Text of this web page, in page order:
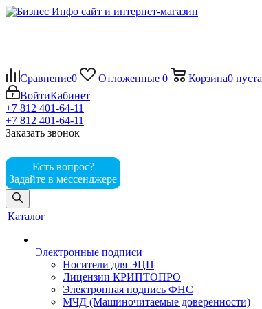
Сравнение0 Отложенные 0 Корзина0 пуста
ВойтиКабинет
+7 812 401-64-11
+7 812 401-64-11
Заказать звонок
Есть вопрос?
Задайте в мессенджере
Каталог
Электронные подписи
Носители для ЭЦП
Лицензии КРИПТОПРО
Электронная подпись ФНС
МЧД (Машиночитаемые доверенности)